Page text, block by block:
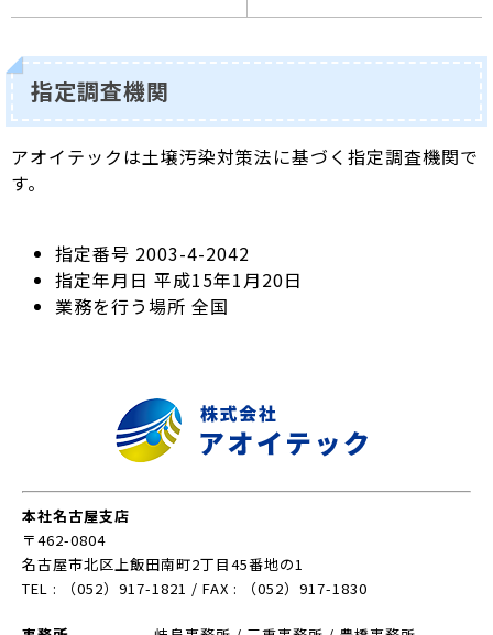
指定調査機関
アオイテックは土壌汚染対策法に基づく指定調査機関で
す。
指定番号 2003-4-2042
指定年月日 平成15年1月20日
業務を行う場所 全国
本社名古屋支店
〒462-0804
名古屋市北区上飯田南町2丁目45番地の1
TEL : （052）917-1821 / FAX : （052）917-1830